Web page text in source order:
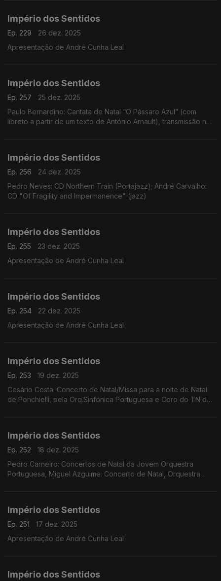
Império dos Sentidos
Ep. 229
26 dez. 2025
Apresentação de André Cunha Leal
Império dos Sentidos
Ep. 257
25 dez. 2025
Paulo Bernardino: Cantata de Natal “O Pássaro Azul” (com
libreto a partir de um texto de António Arnault), transmissão na
Império dos Sentidos
Ep. 256
24 dez. 2025
Pedro Neves: CD Northern Train (Portajazz); André Carvalho:
CD "Of Fragility and Impermanence" (jazz)
Império dos Sentidos
Ep. 255
23 dez. 2025
Apresentação de André Cunha Leal
Império dos Sentidos
Ep. 254
22 dez. 2025
Apresentação de André Cunha Leal
Império dos Sentidos
Ep. 253
19 dez. 2025
Cesário Costa: Concerto de Natal/Missa para a noite de Natal
de Ponchielli, pela Orq.Sinfónica Portuguesa e Coro do TN de
Império dos Sentidos
Ep. 252
18 dez. 2025
Pedro Carneiro: Concertos de Natal da Jovem Orquestra
Portuguesa, Miguel Azguime: Concerto de Natal, Orquestra
Império dos Sentidos
Ep. 251
17 dez. 2025
Apresentação de André Cunha Leal
Império dos Sentidos